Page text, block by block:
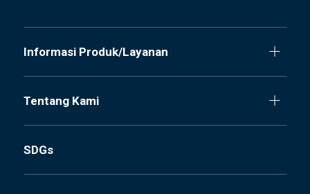
Informasi Produk/Layanan
Tentang Kami
SDGs